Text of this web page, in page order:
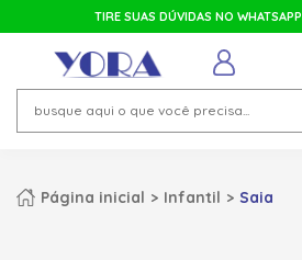
TIRE SUAS DÚVIDAS NO WHATSAPP
Página inicial Infantil Saia